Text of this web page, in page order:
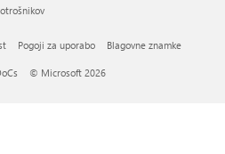
Pogoji za uporabo Blagovne znamke
© Microsoft 2026